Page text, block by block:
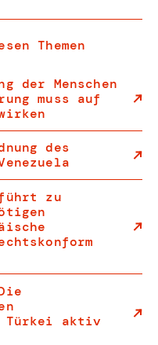
Themen
der Menschen
muss auf
des
führt zu
Türkei aktiv